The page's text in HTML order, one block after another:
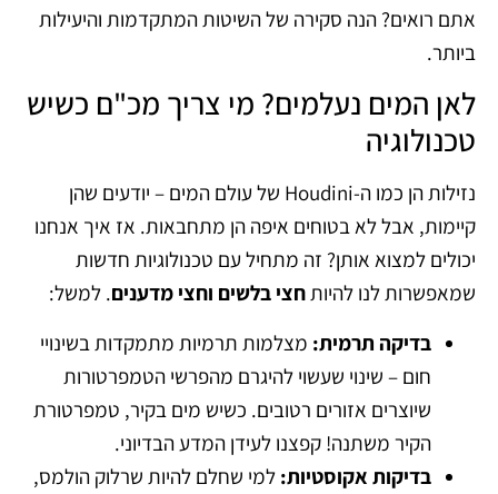
אתם רואים? הנה סקירה של השיטות המתקדמות והיעילות
ביותר.
לאן המים נעלמים? מי צריך מכ"ם כשיש
טכנולוגיה
נזילות הן כמו ה-Houdini של עולם המים – יודעים שהן
קיימות, אבל לא בטוחים איפה הן מתחבאות. אז איך אנחנו
יכולים למצוא אותן? זה מתחיל עם טכנולוגיות חדשות
שמאפשרות לנו להיותחצי בלשים וחצי מדענים. למשל:
בדיקה תרמית: מצלמות תרמיות מתמקדות בשינויי
חום – שינוי שעשוי להיגרם מהפרשי הטמפרטורות
שיוצרים אזורים רטובים. כשיש מים בקיר, טמפרטורת
הקיר משתנה! קפצנו לעידן המדע הבדיוני.
בדיקות אקוסטיות: למי שחלם להיות שרלוק הולמס,